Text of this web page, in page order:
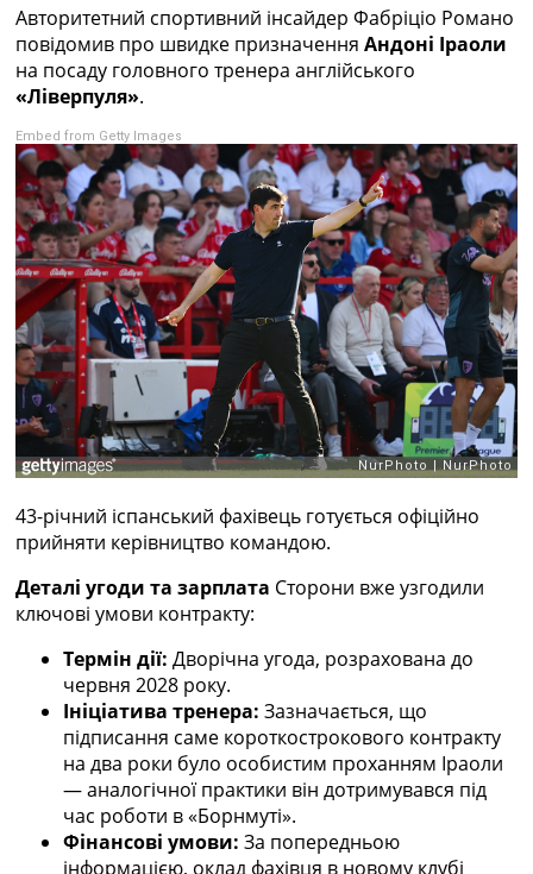
Турніри
Чемпіонат Світу
Україна. Прем’єр-Ліга
Україна. Перша Ліга
Англія. Прем’єр-Ліга
Іспанія. Ла Ліга
Ще Турніри >>>
Таблиці
Чемпіонат Світу. Турнирні таблиці
Таблиця УПЛ
Перша Ліга
Таблиця АПЛ
Таблиця Ла Ліги
Таблиця Ліги Чемпіонів
Всі таблиці >>>
Рейтинги
Рейтинг країн УЄФА
Рейтинг клубів УЄФА
Рейтинг ФІФА
Телепрограма
RU
UA
Categories
Головна
Новини футболу
Відео
Новини футболу України
Футбольні трансфери
Останні коментарі
Конкурс прогнозів
Авторитетний спортивний інсайдер Фабріціо Романо
повідомив про швидке призначення Андоні Іраоли
на посаду головного тренера англійського
«Ліверпуля».
Embed from Getty Images
43-річний іспанський фахівець готується офіційно
прийняти керівництво командою.
Деталі угоди та зарплата Сторони вже узгодили
ключові умови контракту:
Термін дії: Дворічна угода, розрахована до
червня 2028 року.
Ініціатива тренера: Зазначається, що
підписання саме короткострокового контракту
на два роки було особистим проханням Іраоли
— аналогічної практики він дотримувався під
час роботи в «Борнмуті».
Фінансові умови: За попередньою
інформацією, оклад фахівця в новому клубі